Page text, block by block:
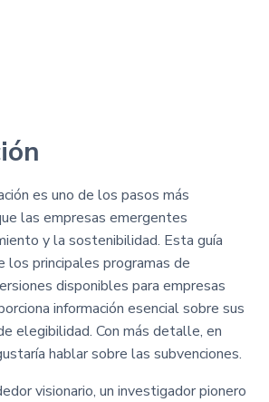
es uno de los pasos más
las empresas emergentes
y la sostenibilidad. Esta guía
los principales programas de
disponibles para empresas
información esencial sobre sus
elegibilidad. Con más detalle, en
hablar sobre las subvenciones.
visionario, un investigador pionero